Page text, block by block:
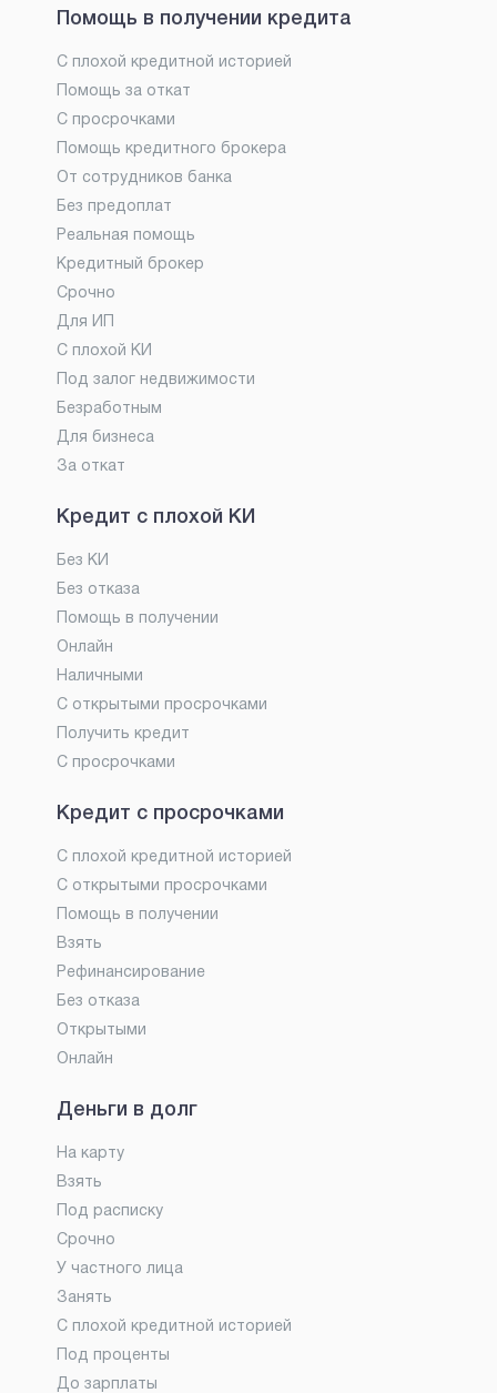
Помощь в получении кредита
С плохой кредитной историей
Помощь за откат
С просрочками
Помощь кредитного брокера
От сотрудников банка
Без предоплат
Реальная помощь
Кредитный брокер
Срочно
Для ИП
С плохой КИ
Под залог недвижимости
Безработным
Для бизнеса
За откат
Кредит с плохой КИ
Без КИ
Без отказа
Помощь в получении
Онлайн
Наличными
С открытыми просрочками
Получить кредит
С просрочками
Кредит с просрочками
С плохой кредитной историей
С открытыми просрочками
Помощь в получении
Взять
Рефинансирование
Без отказа
Открытыми
Онлайн
Деньги в долг
На карту
Взять
Под расписку
Срочно
У частного лица
Занять
С плохой кредитной историей
Под проценты
До зарплаты